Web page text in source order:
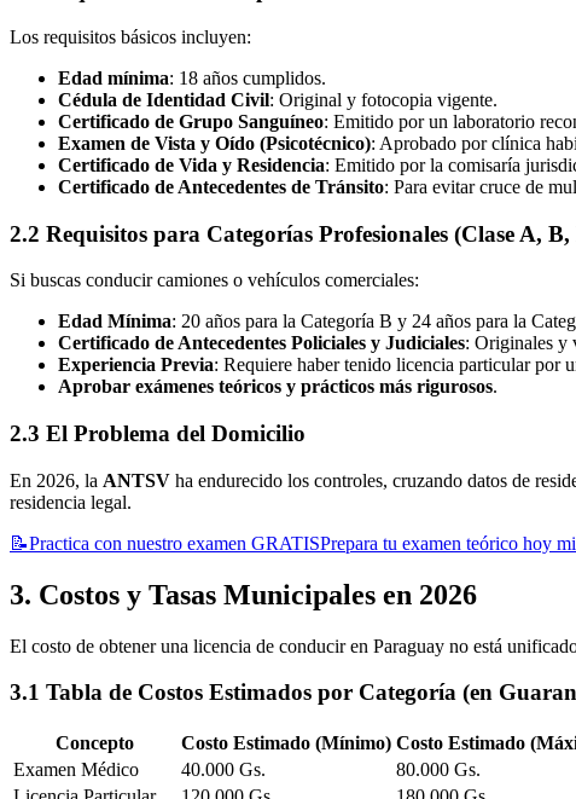
Los requisitos básicos incluyen:
Edad mínima: 18 años cumplidos.
Cédula de Identidad Civil: Original y fotocopia vigente.
Certificado de Grupo Sanguíneo: Emitido por un laboratorio
Examen de Vista y Oído (Psicotécnico): Aprobado por clínica
Certificado de Vida y Residencia: Emitido por la comisaría
Certificado de Antecedentes de Tránsito: Para evitar cruce de
2.2 Requisitos para Categorías Profesionales (Clase A,
Si buscas conducir camiones o vehículos comerciales:
Edad Mínima: 20 años para la Categoría B y 24 años para la
Certificado de Antecedentes Policiales y Judiciales: Originales y
Experiencia Previa: Requiere haber tenido licencia particular por
Aprobar exámenes teóricos y prácticos más rigurosos.
2.3 El Problema del Domicilio
En 2026, la ANTSV ha endurecido los controles, cruzando datos de
residencia legal.
📝Practica con nuestro examen GRATISPrepara tu examen teórico hoy
3. Costos y Tasas Municipales en 2026
El costo de obtener una licencia de conducir en Paraguay no está
3.1 Tabla de Costos Estimados por Categoría (en
Concepto Costo Estimado (Mínimo) Costo Estimado
Examen Médico
40.000 Gs. 80.000 Gs.